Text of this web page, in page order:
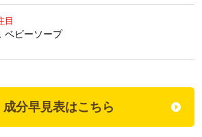
目
ベビーソープ
成分早見表はこちら